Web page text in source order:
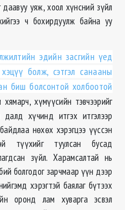
уяж, хоол хүнсний зүйл
ч бохирдуулж байна уу
эдийн засгийн үед
болж, сэтгэл санааны
биш болсонтой холбоотой
хямарч, хүмүүсийн тэвчээрийг
хүчинд итгэх итгэлээр
нѳхѳх хэрэгцээ үүссэн
түүхийг туулсан бусад
зүйл. Харамсалтай нь
болгодог зарчмаар үүн дээр
хэрэгтэй баялаг бүтээх
оронд лам хуварга эсвэл